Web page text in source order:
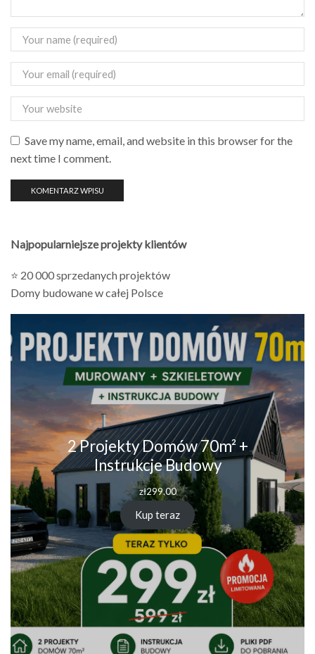
Save my name, email, and website in this browser for the
next time I comment.
Najpopularniejsze projekty klientów
⭐ 20 000 sprzedanych projektów
Domy budowane w całej Polsce
2 Projekty Domów 70m² +
Instrukcje Budowy
zł299.00
Kup teraz